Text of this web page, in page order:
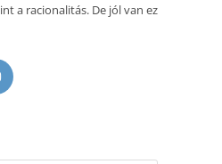
a racionalitás. De jól van ez